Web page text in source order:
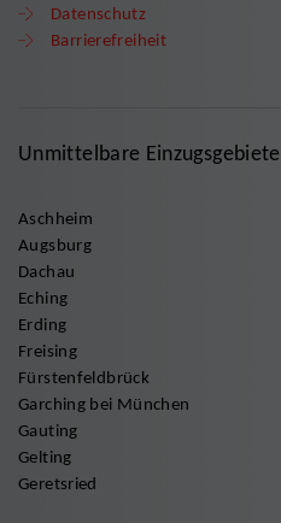
Datenschutz
Barrierefreiheit
Unmittelbare Einzugsgebiete
Aschheim
Augsburg
Dachau
Eching
Erding
Freising
Fürstenfeldbrück
Garching bei München
Gauting
Gelting
Geretsried